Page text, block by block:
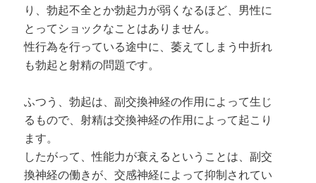
り、勃起不全とか勃起力が弱くなるほど、男性に
とってショックなことはありません。
性行為を行っている途中に、萎えてしまう中折れ
も勃起と射精の問題です。
ふつう、勃起は、副交換神経の作用によって生じ
るもので、射精は交換神経の作用によって起こり
ます。
したがって、性能力が衰えるということは、副交
換神経の働きが、交感神経によって抑制されてい